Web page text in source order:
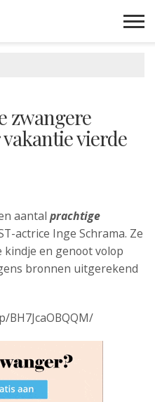
zwangere
vierde
aantal prachtige
actrice Inge Schrama. Ze
kindje en genoot volop
bronnen uitgerekend
BH7JcaOBQQM/